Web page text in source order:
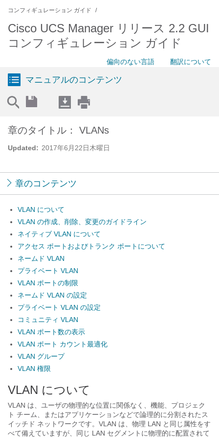
コンフィギュレーション ガイド
Cisco UCS Manager リリース 2.2 GUI
コンフィギュレーション ガイド
偏向のない言語 翻訳について
マニュアルのコンテンツ
Updated: 2017年6月22日木曜日
章のタイトル： VLANs
章のコンテンツ
VLAN について
VLAN の作成、削除、変更のガイドライン
ネイティブ VLAN について
アクセス ポートおよびトランク ポートについて
ネームド VLAN
プライベート VLAN
VLAN ポートの制限
ネームド VLAN の設定
プライベート VLAN の設定
コミュニティ VLAN
VLAN ポート数の表示
VLAN ポート カウント最適化
VLAN グループ
VLAN 権限
VLAN について
VLAN は、ユーザの物理的な位置に関係なく、機能、プロジェク
ト チーム、またはアプリケーションなどで論理的に分割されたス
イッチド ネットワークです。VLAN は、物理 LAN と同じ属性をす
べて備えていますが、同じ LAN セグメントに物理的に配置されて